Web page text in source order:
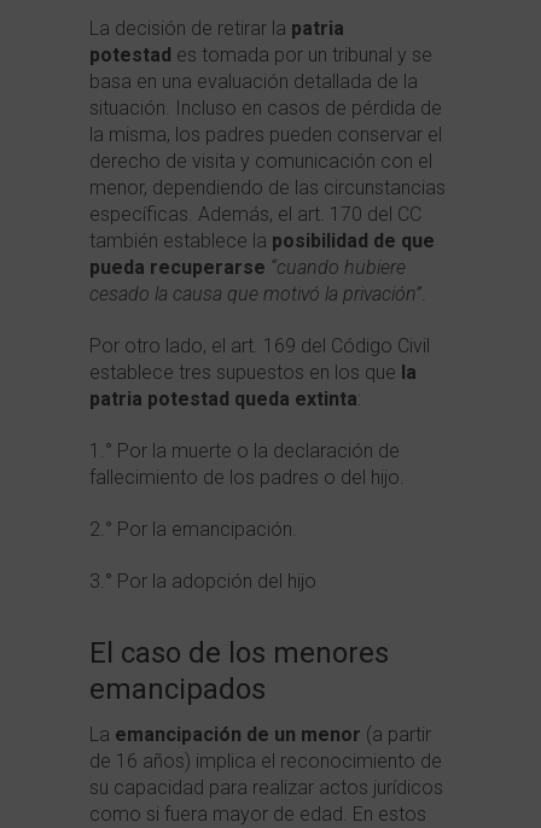
La decisión de retirar la patria
potestad es tomada por un tribunal y se
basa en una evaluación detallada de la
situación. Incluso en casos de pérdida de
la misma, los padres pueden conservar el
derecho de visita y comunicación con el
menor, dependiendo de las circunstancias
específicas. Además, el art. 170 del CC
también establece la posibilidad de que
pueda recuperarse “cuando hubiere
cesado la causa que motivó la privación”.
Por otro lado, el art. 169 del Código Civil
establece tres supuestos en los que la
patria potestad queda extinta:
1.° Por la muerte o la declaración de
fallecimiento de los padres o del hijo.
2.° Por la emancipación.
3.° Por la adopción del hijo
El caso de los menores
emancipados
La emancipación de un menor (a partir
de 16 años) implica el reconocimiento de
su capacidad para realizar actos jurídicos
como si fuera mayor de edad. En estos